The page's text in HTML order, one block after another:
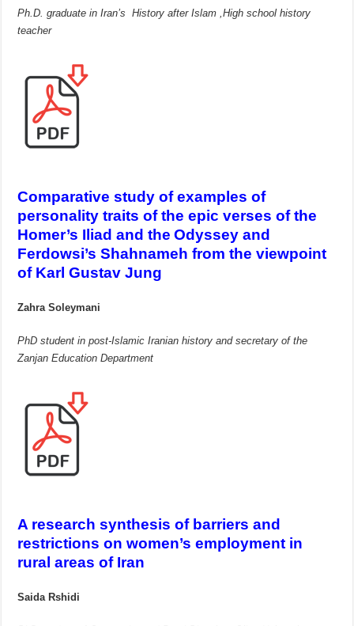
Ph.D. graduate in Iranʼs History after Islam ,High school history
teacher
Comparative study of examples of
personality traits of the epic verses of the
Homer’s Iliad and the Odyssey and
Ferdowsi’s Shahnameh from the viewpoint
of Karl Gustav Jung
Zahra Soleymani
PhD student in post-Islamic Iranian history and secretary of the
Zanjan Education Department
A research synthesis of barriers and
restrictions on women’s employment in
rural areas of Iran
Saida Rshidi